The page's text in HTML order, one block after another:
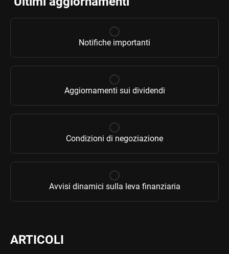
Notifiche importanti
Aggiornamenti sui dividendi
Condizioni di negoziazione
Avvisi dinamici sulla leva finanziaria
ARTICOLI